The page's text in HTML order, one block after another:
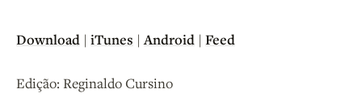
Download | iTunes |Android | Feed
Edição: Reginaldo Cursino